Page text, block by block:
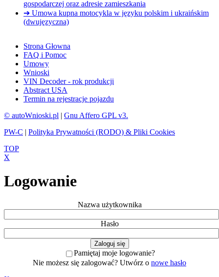
gospodarczej oraz adresie zamieszkania
➔ Umowa kupna motocykla w języku polskim i ukraińskim
(dwujęzyczna)
Strona Głowna
FAQ i Pomoc
Umowy
Wnioski
VIN Decoder - rok produkcji
Abstract USA
Termin na rejestracje pojazdu
© autoWnioski.pl | Gnu Affero GPL v3.
PW-C | Polityka Prywatności (RODO) & Pliki Cookies
TOP
X
Logowanie
Nazwa użytkownika
Hasło
Pamiętaj moje logowanie?
Nie możesz się zalogować? Utwórz o nowe hasło